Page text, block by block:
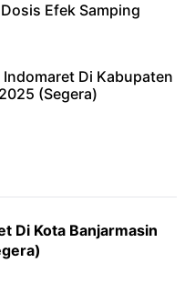
Efek Samping
Di Kabupaten
(Segera)
Di Kota Banjarmasin